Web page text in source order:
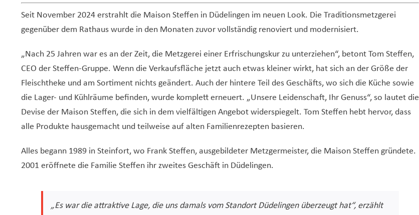
Seit November 2024 erstrahlt die Maison Steffen in Düdelingen im neuen Look. Die Traditionsmetzgerei
gegenüber dem Rathaus wurde in den Monaten zuvor vollständig renoviert und modernisiert.
„Nach 25 Jahren war es an der Zeit, die Metzgerei einer Erfrischungskur zu unterziehen“, betont Tom Steffen,
CEO der Steffen-Gruppe. Wenn die Verkaufsfläche jetzt auch etwas kleiner wirkt, hat sich an der Größe der
Fleischtheke und am Sortiment nichts geändert. Auch der hintere Teil des Geschäfts, wo sich die Küche sowie
die Lager- und Kühlräume befinden, wurde komplett erneuert. „Unsere Leidenschaft, Ihr Genuss“, so lautet die
Devise der Maison Steffen, die sich in dem vielfältigen Angebot widerspiegelt. Tom Steffen hebt hervor, dass
alle Produkte hausgemacht und teilweise auf alten Familienrezepten basieren.
Alles begann 1989 in Steinfort, wo Frank Steffen, ausgebildeter Metzgermeister, die Maison Steffen gründete.
2001 eröffnete die Familie Steffen ihr zweites Geschäft in Düdelingen.
„Es war die attraktive Lage, die uns damals vom Standort Düdelingen überzeugt hat“, erzählt